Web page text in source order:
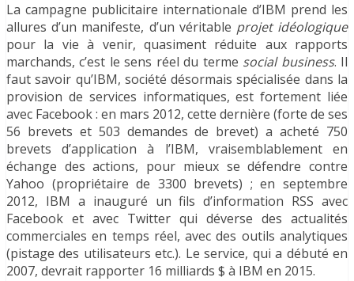
La campagne publicitaire internationale d’IBM prend les
allures d’un manifeste, d’un véritable projet idéologique
pour la vie à venir, quasiment réduite aux rapports
marchands, c’est le sens réel du terme social business. Il
faut savoir qu’IBM, société désormais spécialisée dans la
provision de services informatiques, est fortement liée
avec Facebook : en mars 2012, cette dernière (forte de ses
56 brevets et 503 demandes de brevet) a acheté 750
brevets d’application à l’IBM, vraisemblablement en
échange des actions, pour mieux se défendre contre
Yahoo (propriétaire de 3300 brevets) ; en septembre
2012, IBM a inauguré un fils d’information RSS avec
Facebook et avec Twitter qui déverse des actualités
commerciales en temps réel, avec des outils analytiques
(pistage des utilisateurs etc.). Le service, qui a débuté en
2007, devrait rapporter 16 milliards $ à IBM en 2015.